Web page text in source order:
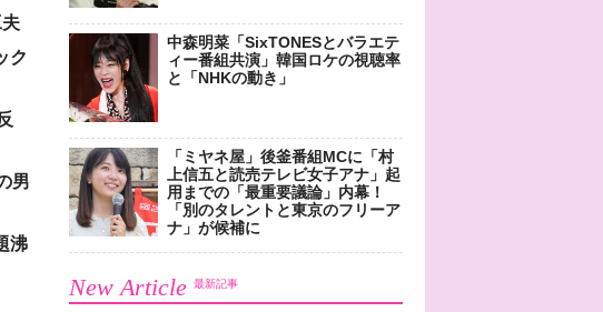
ク
男
沸
中森明菜「SixTONESとバラエテ
ィー番組共演」韓国ロケの視聴率
と「NHKの動き」
「ミヤネ屋」後釜番組MCに「村
上信五と読売テレビ女子アナ」起
用までの「最重要議論」内幕！
「別のタレントと東京のフリーア
ナ」が候補に
New Article 最新記事